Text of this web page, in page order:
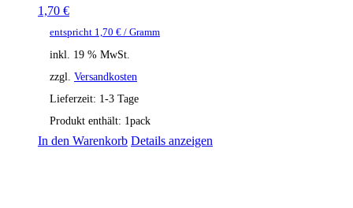
1,70 €
entspricht 1,70 € / Gramm
inkl. 19 % MwSt.
zzgl. Versandkosten
Lieferzeit: 1-3 Tage
Produkt enthält: 1pack
In den Warenkorb Details anzeigen